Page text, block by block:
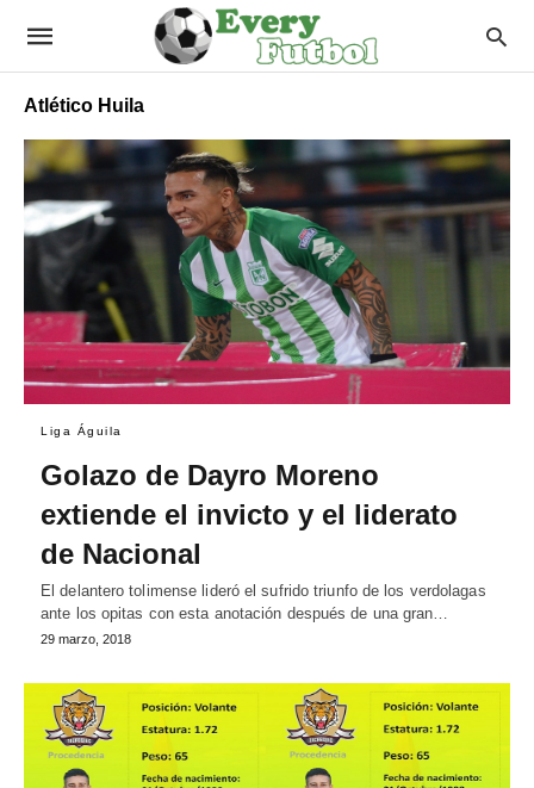
Atlético Huila
Liga Águila
Golazo de Dayro Moreno
extiende el invicto y el liderato
de Nacional
El delantero tolimense lideró el sufrido triunfo de los verdolagas
ante los opitas con esta anotación después de una gran…
29 marzo, 2018